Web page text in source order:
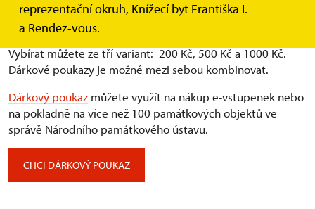
reprezentační okruh, Knížecí byt Františka I.
a Rendez-vous.
Originální dárek pro každou příležitost. Dárek, který potěší
nejen příznivce hradů a zámků.
Vybírat můžete ze tří variant: ⁠ 200 Kč, 500 Kč a 1000 Kč.
Dárkové poukazy je možné mezi sebou kombinovat.
Dárkový poukaz můžete využít na nákup e-vstupenek nebo
na pokladně na více než 100 památkových objektů ve
správě Národního památkového ústavu.
CHCI DÁRKOVÝ POUKAZ